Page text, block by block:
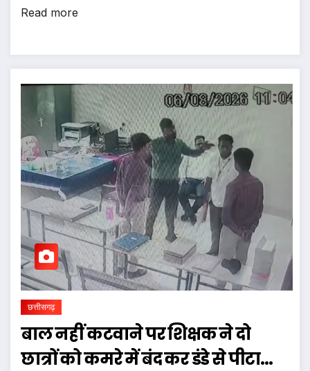
Read more
छत्तीसगढ़
बाल नहीं कटवाने पर शिक्षक ने दो
छात्रों को कमरे में बंद कर डंडे से पीटा…